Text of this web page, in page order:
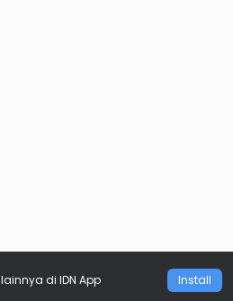
lainnya di IDN App Install